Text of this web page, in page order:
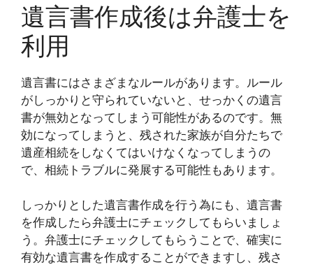
遺言書作成後は弁護士を
利用
遺言書にはさまざまなルールがあります。ルール
がしっかりと守られていないと、せっかくの遺言
書が無効となってしまう可能性があるのです。無
効になってしまうと、残された家族が自分たちで
遺産相続をしなくてはいけなくなってしまうの
で、相続トラブルに発展する可能性もあります。
しっかりとした遺言書作成を行う為にも、遺言書
を作成したら弁護士にチェックしてもらいましょ
う。弁護士にチェックしてもらうことで、確実に
有効な遺言書を作成することができますし、残さ